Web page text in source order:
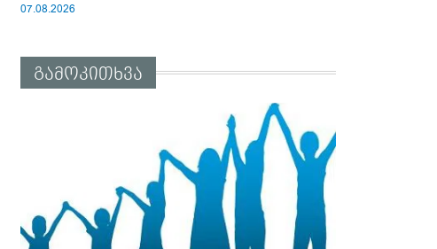
07.08.2026
გამოკითხვა